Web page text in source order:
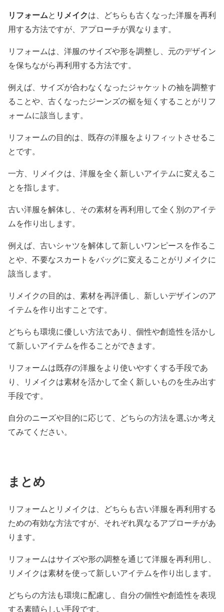
リフォームと リメイクは、どちらも古くなった洋服を再利
用する方法ですが、アプローチが異なります。
リフォームは、洋服のサイズや形を調整し、元のデザイン
を保ちながら再利用する方法です。
例えば、サイズが合わなくなったジャケットの袖を調整す
ることや、古くなったジーンズの裾を短くすることがリフ
ォームに該当します。
リフォームの目的は、既存の洋服をよりフィットさせるこ
とです。
一方、リメイクは、洋服を全く新しいアイテムに変えるこ
とを指します。
古い洋服を解体し、その素材を再利用して全く別のアイテ
ムを作り出します。
例えば、古いシャツを解体して新しいワンピースを作るこ
とや、不要なスカートをバッグに変えることがリメイクに
該当します。
リメイクの目的は、素材を再評価し、新しいデザインのア
イテムを作り出すことです。
どちらも環境に優しい方法であり、個性や創造性を活かし
て新しいアイテムを作ることができます。
リフォームは既存の洋服をより使いやすくする手段であ
り、リメイクは素材を活かして全く新しいものを生み出す
手段です。
自分のニーズや目的に応じて、どちらの方法を選ぶか考え
てみてください。
まとめ
リフォームとリメイクは、どちらも古い洋服を再利用する
ための有効な方法ですが、それぞれ異なるアプローチがあ
ります。
リフォームはサイズや形の調整を通じて洋服を再利用し、
リメイクは素材を使って新しいアイテムを作り出します。
どちらの方法も環境に配慮し、自分の個性や創造性を表現
する素晴らしい手段です。